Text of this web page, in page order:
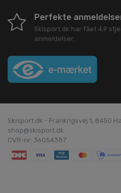
Perfekte
Skisport.dk har fået 4,9
anmeldelser.
Skisport.dk - Frankrigsvej 1, 8450
shop@skisport.dk
CVR-nr: 36054387